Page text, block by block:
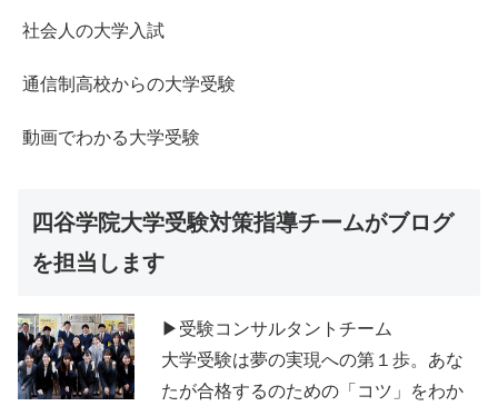
社会人の大学入試
通信制高校からの大学受験
動画でわかる大学受験
四谷学院大学受験対策指導チームがブログ
を担当します
▶受験コンサルタントチーム
大学受験は夢の実現への第１歩。あな
たが合格するのための「コツ」をわか